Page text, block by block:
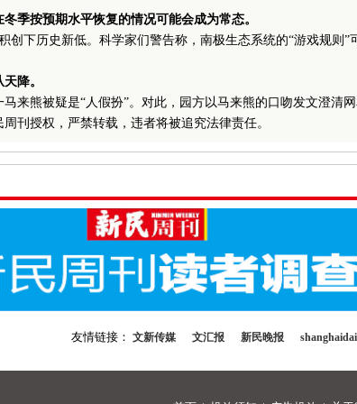
季按预期水平恢复的情况可能会成为常态。
创下历史新低。科学家们警告称，南极生态系统的“游戏规则”
降。
来熊被疑是“人假扮”。对此，园方以马来熊的口吻发文澄清网
刊授权，严禁转载，违者将被追究法律责任。
友情链接： 文新传媒 文汇报 新民晚报